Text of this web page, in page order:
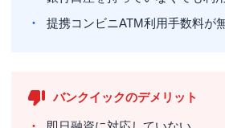
提携コンビニATM利用手数料が
バンクイックのデメリット